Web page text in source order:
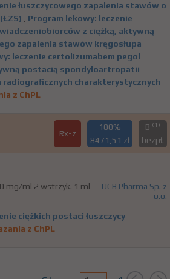
łuszczycowego zapalenia stawów o
, Program lekowy: leczenie
z ciężką, aktywną
zapalenia stawów kręgosłupa
leczenie certolizumabem pegol
postacią spondyloartropatii
radiograficznych charakterystycznych
z ChPL
Rx-z
100%
8471,51 zł
B (1)
bezpł.
mg/ml 2 wstrzyk. 1 ml
UCB Pharma Sp. z
o.o.
ciężkich postaci łuszczycy
z ChPL